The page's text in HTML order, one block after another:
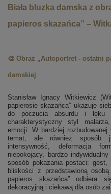
Biała bluzka damska z
papieros skazańca” –
🎨 Obraz „Autoportret - ostatni
damskiej
Stanisław Ignacy Witkiewicz
papierosie skazańca” ukazuje
do poczucia absurdu i lęku
charakterystyczny styl
emocji. W bardziej
temat, ale również sposób
intensywność, deformacja
niepokojący, bardzo
sposób pokazania postaci: gest,
bliskości z przedstawioną
papieros skazańca” odbiera
dekoracyjną i ciekawą dla osób